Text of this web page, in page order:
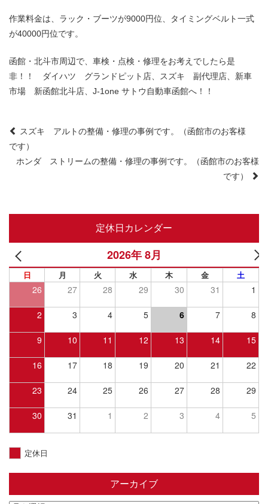
作業料金は、ラック・ブーツが9000円位、タイミングベルト一式
が40000円位です。
函館・北斗市周辺で、車検・点検・修理をお考えでしたら是
非！！ ダイハツ グランドピット店、スズキ 副代理店、新車
市場 新函館北斗店、J-1one サトウ自動車函館へ！！
Post
navigation
スズキ アルトの整備・修理の事例です。（函館市のお客様
です）
ホンダ ストリームの整備・修理の事例です。（函館市のお客様
です）
定休日カレンダー
2026年 8月
日 月 火 水 木 金 土
26 27 28 29 30 31 1
2 3 4 5 6 7 8
9 10 11 12 13 14 15
16 17 18 19 20 21 22
23 24 25 26 27 28 29
30 31 1 2 3 4 5
定休日
アーカイブ